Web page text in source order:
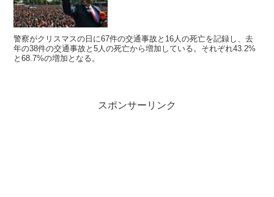
警察がクリスマスの日に67件の交通事故と16人の死亡を記録し、去
年の38件の交通事故と5人の死亡から増加している。それぞれ43.2%
と68.7%の増加となる。
スポンサーリンク